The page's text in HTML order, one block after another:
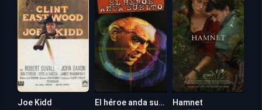
Joe Kidd
El héroe anda suelto (Míralos morir)
Hamnet